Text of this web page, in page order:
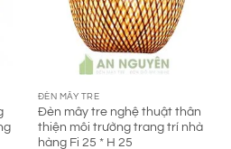
ĐÈN MÂY TRE
Đèn mây tre nghệ thuật thân
thiện môi trường trang trí nhà
hàng Fi 25 * H 25